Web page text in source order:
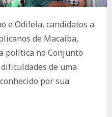
e Odileia, candidatos a
de Macaíba,
política no Conjunto
de uma
por sua